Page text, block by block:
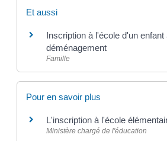
Et aussi
Inscription à l'école d'un enfant
déménagement
Famille
Pour en savoir plus
L'inscription à l'école
Ministère chargé de l'éducation